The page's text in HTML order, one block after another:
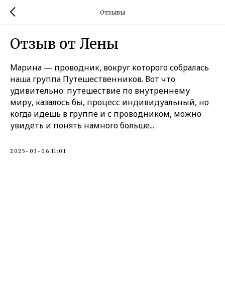
Отзывы
Отзыв от Лены
Марина — проводник, вокруг которого собралась
наша группа Путешественников. Вот что
удивительно: путешествие по внутреннему
миру, казалось бы, процесс индивидуальный, но
когда идешь в группе и с проводником, можно
увидеть и понять намного больше...
2025-03-06 11:01